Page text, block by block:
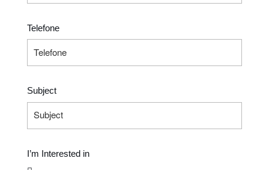
Telefone
Subject
I’m Interested in